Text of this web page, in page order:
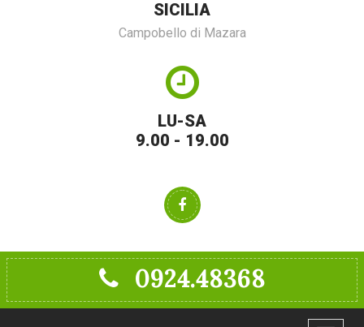
SICILIA
Campobello di Mazara
LU-SA
9.00 - 19.00
0924.48368